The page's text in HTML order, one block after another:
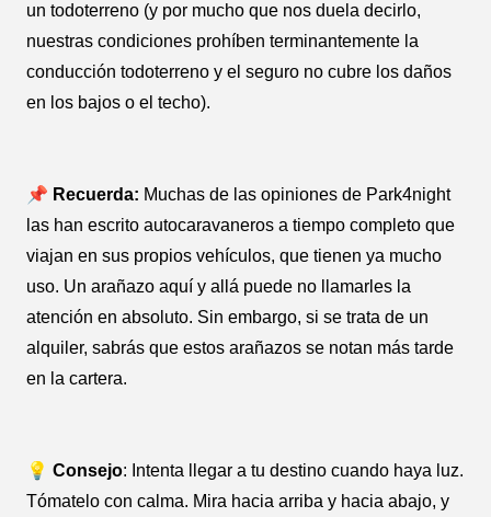
un todoterreno (y por mucho que nos duela decirlo,
nuestras condiciones prohíben terminantemente la
conducción todoterreno y el seguro no cubre los daños
en los bajos o el techo).
📌 Recuerda: Muchas de las opiniones de Park4night
las han escrito autocaravaneros a tiempo completo que
viajan en sus propios vehículos, que tienen ya mucho
uso. Un arañazo aquí y allá puede no llamarles la
atención en absoluto. Sin embargo, si se trata de un
alquiler, sabrás que estos arañazos se notan más tarde
en la cartera.
💡 Consejo: Intenta llegar a tu destino cuando haya luz.
Tómatelo con calma. Mira hacia arriba y hacia abajo, y